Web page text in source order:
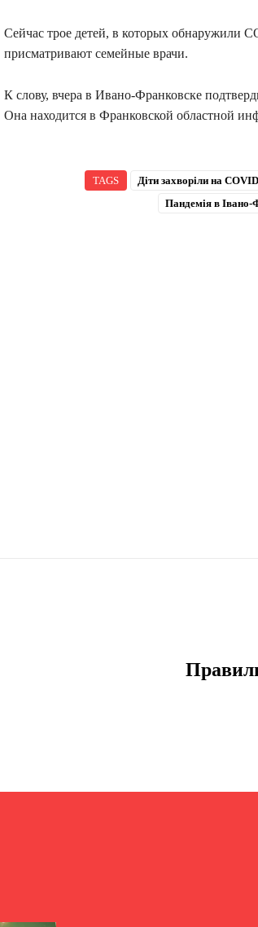
Сейчас трое детей, в которых обнаружили
присматривают семейные врачи.
К слову, вчера в Ивано-Франковске
Она находится в Франковской областной
TAGS Діти захворіли на
Пандемія в Івано-